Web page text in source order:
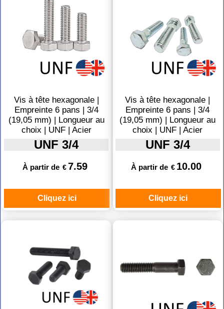
Vis à tête hexagonale |
Empreinte 6 pans | 3/4
(19,05 mm) | Longueur au
choix | UNF | Acier
UNF 3/4
À partir de € 7.59
Cliquez ici
Vis à tête hexagonale |
Empreinte 6 pans | 3/4
(19,05 mm) | Longueur au
choix | UNF | Acier
UNF 3/4
À partir de € 10.00
Cliquez ici